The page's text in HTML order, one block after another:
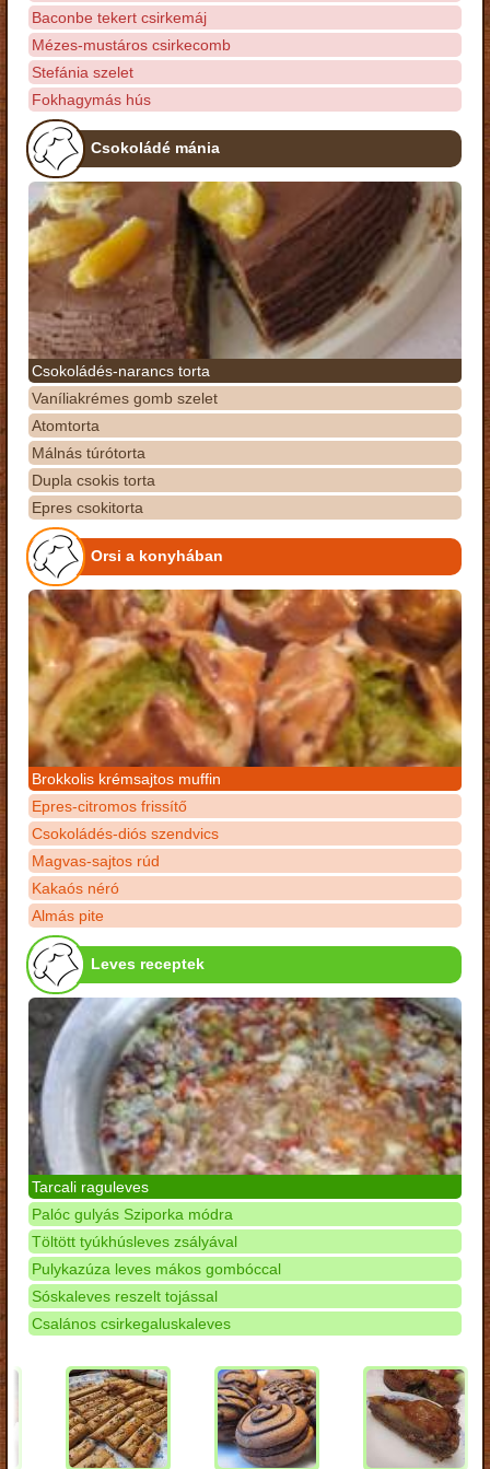
Baconbe tekert csirkemáj
Mézes-mustáros csirkecomb
Stefánia szelet
Fokhagymás hús
Csokoládé mánia
Csokoládés-narancs torta
Vaníliakrémes gomb szelet
Atomtorta
Málnás túrótorta
Dupla csokis torta
Epres csokitorta
Orsi a konyhában
Brokkolis krémsajtos muffin
Epres-citromos frissítő
Csokoládés-diós szendvics
Magvas-sajtos rúd
Kakaós néró
Almás pite
Leves receptek
Tarcali raguleves
Palóc gulyás Sziporka módra
Töltött tyúkhúsleves zsályával
Pulykazúza leves mákos gombóccal
Sóskaleves reszelt tojással
Csalános csirkegaluskaleves